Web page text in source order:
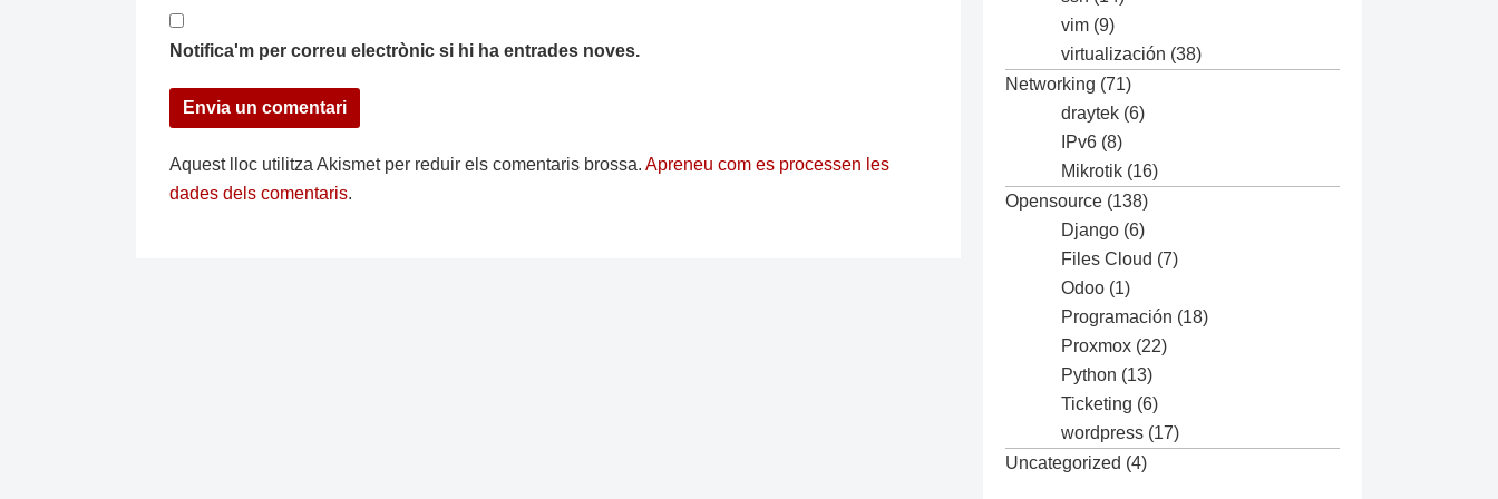
Notifica'm per correu electrònic si hi ha entrades noves.
Aquest lloc utilitza Akismet per reduir els comentaris brossa. Apreneu com es processen les
dades dels comentaris.
vim (9)
virtualización (38)
Networking (71)
draytek (6)
IPv6 (8)
Mikrotik (16)
Opensource (138)
Django (6)
Files Cloud (7)
Odoo (1)
Programación (18)
Proxmox (22)
Python (13)
Ticketing (6)
wordpress (17)
Uncategorized (4)